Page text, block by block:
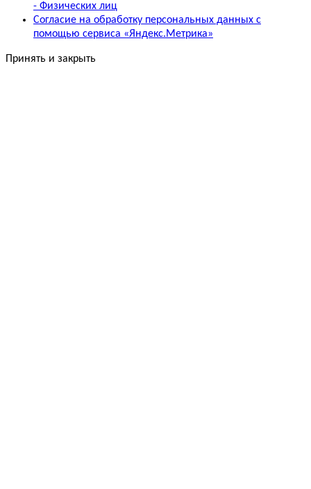
- Физических лиц
Согласие на обработку персональных данных с
помощью сервиса «Яндекс.Метрика»
Принять и закрыть